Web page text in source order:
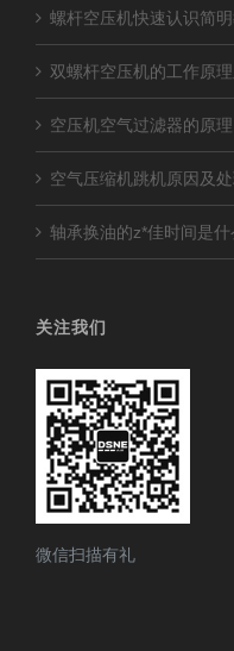
螺杆空压机快速认识简
双螺杆空压机的工作原
空压机空气过滤器的原理
空气压缩机跳机原因及
轴承换油的z*佳时间是什
关注我们
微信扫描有礼